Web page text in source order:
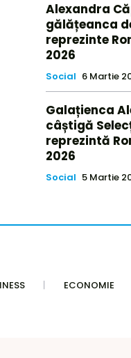
Alexandra
gălățeanca
reprezinte
2026
Social 6 Martie
Galațienca
câștigă
reprezintă
2026
Social 5 Martie
ECONOMIE